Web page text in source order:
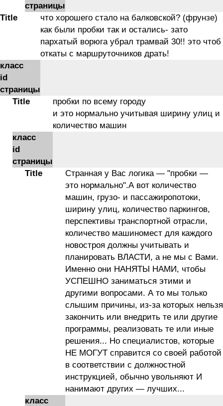
страницы
Title
что хорошего стало на балковской? (фрунзе)
как были пробки так и остались- зато
пархатый ворюга убрал трамвай 30!! это чтоб
откаты с маршруточников драть!
класс
id
страницы
Title
пробки по всему городу
и это нормально учитывая ширину улиц и
количество машин
класс
id
страницы
Title
Странная у Вас логика — "пробки —
это нормально".А вот количество
машин, грузо- и пассажиропотоки,
ширину улиц, количество паркингов,
перспективы транспортной отрасли,
количество машиномест для каждого
новостроя должны учитывать и
планировать ВЛАСТИ, а не мы с Вами.
Именно они НАНЯТЫ НАМИ, чтобы
УСПЕШНО заниматься этими и
другими вопросами. А то мы только
слышим причины, из-за которых нельзя
закончить или внедрить те или другие
программы, реализовать те или иные
решения... Но специалистов, которые
НЕ МОГУТ справится со своей работой
в соответствии с должностной
инструкцией, обычно увольняют И
нанимают других — лучших...
класс